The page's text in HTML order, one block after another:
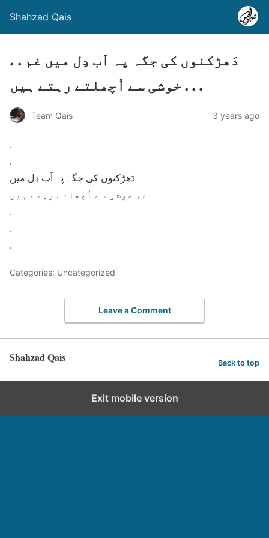
Shahzad Qais
. . دَھڑکنوں کی جگہ پہ اَب دِل میں غم
خوشی سے اُچھلتے رہتے ہیں . . .
Team Qais 3 years ago
.
.
دَھڑکنوں کی جگہ پہ اَب دِل میں
غم خوشی سے اُچھلتے رہتے ہیں
.
.
.
Categories: Uncategorized
Leave a Comment
Shahzad Qais Back to top
Exit mobile version